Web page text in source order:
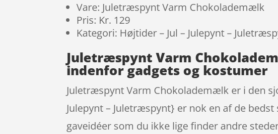
Vare: Juletræspynt Varm Chokolademælk
Pris: Kr. 129
Kategori: Højtider – Jul – Julepynt –
Juletræspynt Varm
indenfor gadgets og kostumer
Juletræspynt Varm Chokolademælk er i den
Julepynt – Juletræspynt} er nok en af de
gaveidéer som du ikke lige finder andre